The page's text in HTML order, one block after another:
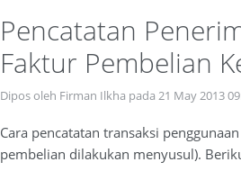
Pencatatan
Faktur Pembelian
Dipos oleh Firman Ilkha pada 21 May 2013
Cara pencatatan transaksi
pembelian dilakukan menyusul).